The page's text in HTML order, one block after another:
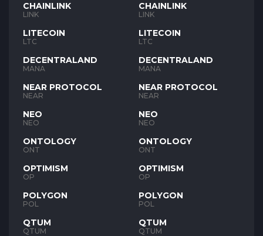
CHAINLINK
LINK
LITECOIN
LTC
DECENTRALAND
MANA
NEAR PROTOCOL
NEAR
NEO
NEO
ONTOLOGY
ONT
OPTIMISM
OP
POLYGON
POL
QTUM
QTUM
CHAINLINK
LINK
LITECOIN
LTC
DECENTRALAND
MANA
NEAR PROTOCOL
NEAR
NEO
NEO
ONTOLOGY
ONT
OPTIMISM
OP
POLYGON
POL
QTUM
QTUM